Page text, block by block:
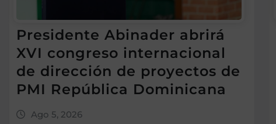
Presidente Abinader abrirá
XVI congreso internacional
de dirección de proyectos de
PMI República Dominicana
Ago 5, 2026